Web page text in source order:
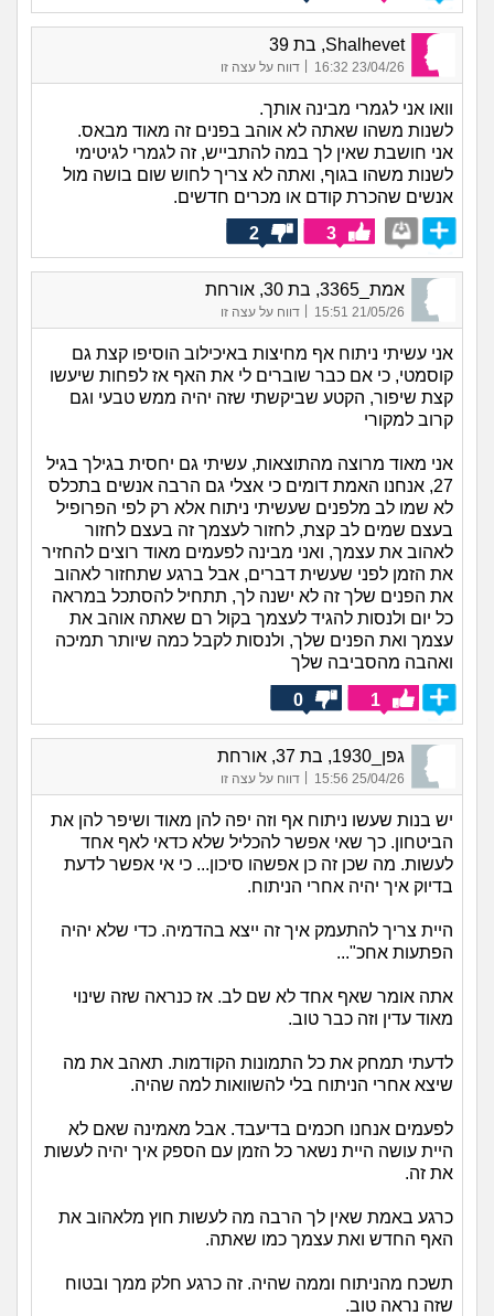
Shalhevet, בת 39
23/04/26 16:32 דווח על עצה זו
וואו אני לגמרי מבינה אותך.
לשנות משהו שאתה לא אוהב בפנים זה מאוד מבאס.
אני חושבת שאין לך במה להתבייש, זה לגמרי לגיטימי
לשנות משהו בגוף, ואתה לא צריך לחוש שום בושה מול
אנשים שהכרת קודם או מכרים חדשים.
3
2
אמת_3365, בת 30, אורחת
21/05/26 15:51 דווח על עצה זו
אני עשיתי ניתוח אף מחיצות באיכילוב הוסיפו קצת גם
קוסמטי, כי אם כבר שוברים לי את האף אז לפחות שיעשו
קצת שיפור, הקטע שביקשתי שזה יהיה ממש טבעי וגם
קרוב למקורי
אני מאוד מרוצה מהתוצאות, עשיתי גם יחסית בגילך בגיל
27, אנחנו האמת דומים כי אצלי גם הרבה אנשים בתכלס
לא שמו לב מלפנים שעשיתי ניתוח אלא רק לפי הפרופיל
בעצם שמים לב קצת, לחזור לעצמך זה בעצם לחזור
לאהוב את עצמך, ואני מבינה לפעמים מאוד רוצים להחזיר
את הזמן לפני שעשית דברים, אבל ברגע שתחזור לאהוב
את הפנים שלך זה לא ישנה לך, תתחיל להסתכל במראה
כל יום ולנסות להגיד לעצמך בקול רם שאתה אוהב את
עצמך ואת הפנים שלך, ולנסות לקבל כמה שיותר תמיכה
ואהבה מהסביבה שלך
1
0
גפן_1930, בת 37, אורחת
25/04/26 15:56
| דווח על עצה זו
יש בנות שעשו ניתוח אף וזה יפה להן מאוד ושיפר להן את
הביטחון. כך שאי אפשר להכליל שלא כדאי לאף אחד
לעשות. מה שכן זה כן אפשהו סיכון... כי אי אפשר לדעת
בדיוק איך יהיה אחרי הניתוח.
היית צריך להתעמק איך זה ייצא בהדמיה. כדי שלא יהיה
הפתעות אחכ"...
אתה אומר שאף אחד לא שם לב. אז כנראה שזה שינוי
מאוד עדין וזה כבר טוב.
לדעתי תמחק את כל התמונות הקודמות. תאהב את מה
שיצא אחרי הניתוח בלי להשוואות למה שהיה.
לפעמים אנחנו חכמים בדיעבד. אבל מאמינה שאם לא
היית עושה היית נשאר כל הזמן עם הספק איך יהיה לעשות
את זה.
כרגע באמת שאין לך הרבה מה לעשות חוץ מלאהוב את
האף החדש ואת עצמך כמו שאתה.
תשכח מהניתוח וממה שהיה. זה כרגע חלק ממך ובטוח
שזה נראה טוב.